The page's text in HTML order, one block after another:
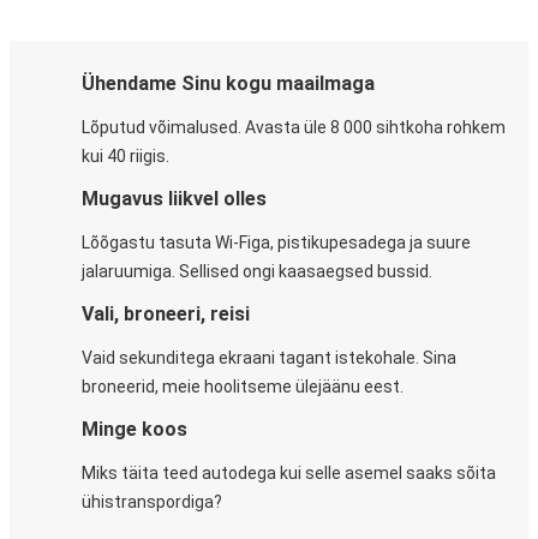
Ühendame Sinu kogu maailmaga
Lõputud võimalused. Avasta üle 8 000 sihtkoha rohkem
kui 40 riigis.
Mugavus liikvel olles
Lõõgastu tasuta Wi-Figa, pistikupesadega ja suure
jalaruumiga. Sellised ongi kaasaegsed bussid.
Vali, broneeri, reisi
Vaid sekunditega ekraani tagant istekohale. Sina
broneerid, meie hoolitseme ülejäänu eest.
Minge koos
Miks täita teed autodega kui selle asemel saaks sõita
ühistranspordiga?